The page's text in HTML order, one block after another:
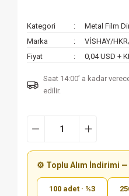
Kategori
Metal Film
Marka
VİSHAY/
Fiyat
0,04 USD +
Saat 14:00’ a kadar
edilir.
⚙️ Toplu Alım İndirimi
100 adet · %3